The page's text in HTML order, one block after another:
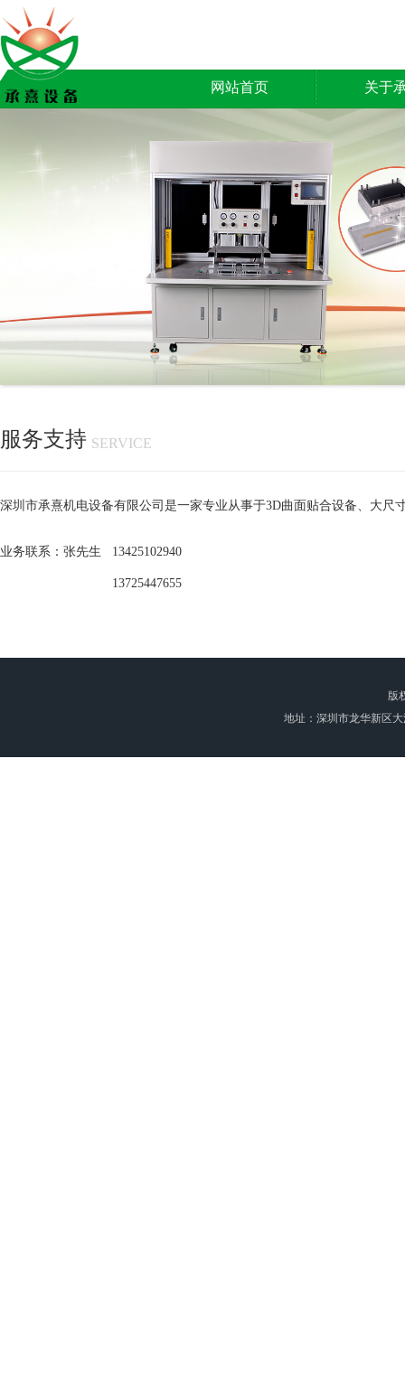
网站首页 关于
服务支持 SERVICE
深圳市承熹机电设备有限公司是一家专业从事于3D曲面贴合设备、大
业务联系：张先生 13425102940
13725447655
版
地址：深圳市龙华新区